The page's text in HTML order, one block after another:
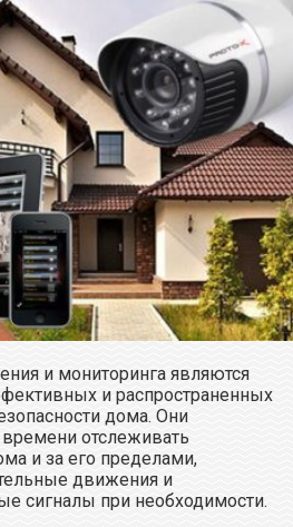
и мониторинга являются
и распространенных
дома. Они
отслеживать
и за его пределами,
движения и
сигналы при необходимости.